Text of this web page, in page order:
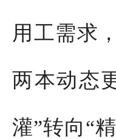
用工需求
两本动态
灌”转向“